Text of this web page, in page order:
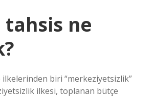
ne
biri “merkeziyetsizlik”
ilkesi, toplanan bütçe